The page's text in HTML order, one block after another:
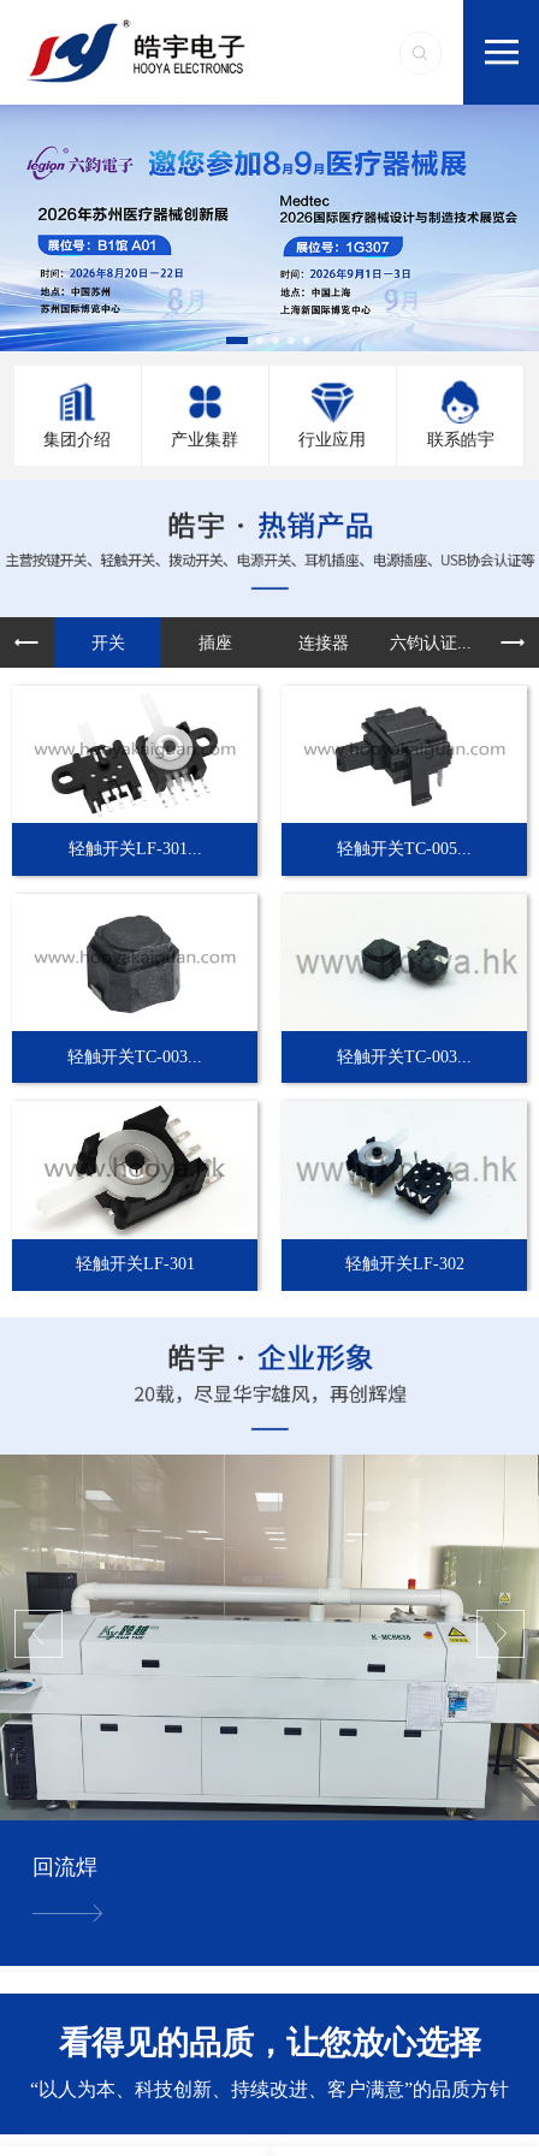
集团介绍 产业集群 行业应用 联系皓宇
开关 插座 连接器 六钧认证... 定
轻触开关LF-301... 轻触开关TC-005...
轻触开关TC-003... 轻触开关TC-003...
轻触开关LF-301 轻触开关LF-302
回流焊
看得见的品质，让您放心选择
“以人为本、科技创新、持续改进、客户满意”的品质方针